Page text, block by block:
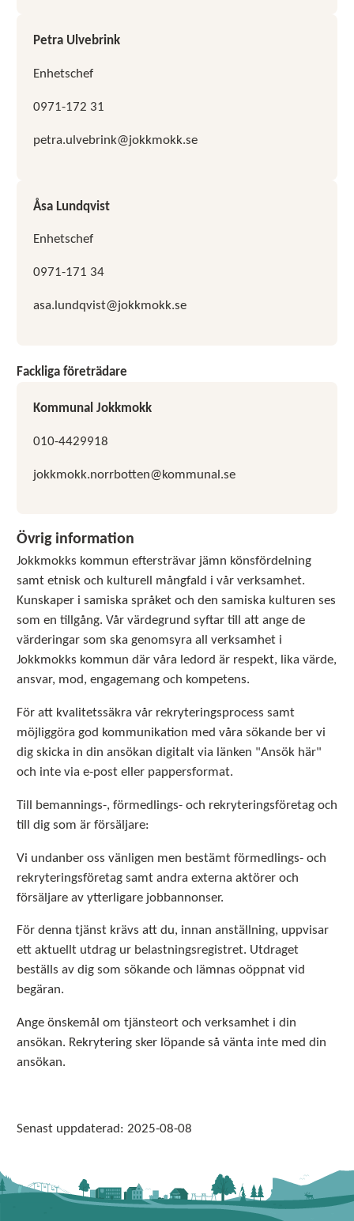
Petra Ulvebrink
Enhetschef
0971-172 31
petra.ulvebrink@jokkmokk.se
Åsa Lundqvist
Enhetschef
0971-171 34
asa.lundqvist@jokkmokk.se
Fackliga företrädare
Kommunal Jokkmokk
010-4429918
jokkmokk.norrbotten@kommunal.se
Övrig information
Jokkmokks kommun eftersträvar jämn könsfördelning
samt etnisk och kulturell mångfald i vår verksamhet.
Kunskaper i samiska språket och den samiska kulturen ses
som en tillgång. Vår värdegrund syftar till att ange de
värderingar som ska genomsyra all verksamhet i
Jokkmokks kommun där våra ledord är respekt, lika värde,
ansvar, mod, engagemang och kompetens.
För att kvalitetssäkra vår rekryteringsprocess samt
möjliggöra god kommunikation med våra sökande ber vi
dig skicka in din ansökan digitalt via länken "Ansök här"
och inte via e-post eller pappersformat.
Till bemannings-, förmedlings- och rekryteringsföretag och
till dig som är försäljare:
Vi undanber oss vänligen men bestämt förmedlings- och
rekryteringsföretag samt andra externa aktörer och
försäljare av ytterligare jobbannonser.
För denna tjänst krävs att du, innan anställning, uppvisar
ett aktuellt utdrag ur belastningsregistret. Utdraget
beställs av dig som sökande och lämnas oöppnat vid
begäran.
Ange önskemål om tjänsteort och verksamhet i din
ansökan. Rekrytering sker löpande så vänta inte med din
ansökan.
Senast uppdaterad: 2025-08-08